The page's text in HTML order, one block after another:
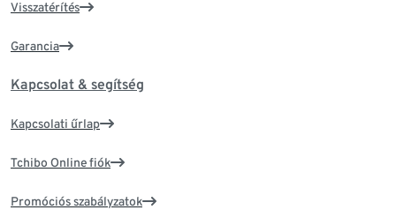
Visszatérítés
Garancia
Kapcsolat & segítség
Kapcsolati űrlap
Tchibo Online fiók
Promóciós szabályzatok